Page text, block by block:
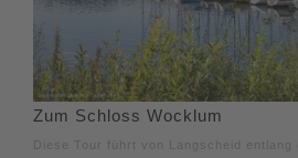
Zum Schloss Wocklum
Diese Tour führt von Langscheid entlang